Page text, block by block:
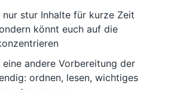
stur Inhalte für kurze Zeit
könnt euch auf die
andere Vorbereitung der
ordnen, lesen, wichtiges